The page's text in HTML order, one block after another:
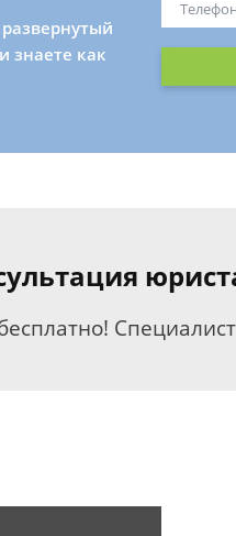
знаете как